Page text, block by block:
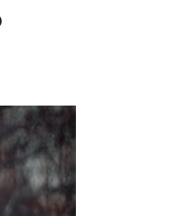
Семья и дети
Путешествия
Строительство
Культура и общество